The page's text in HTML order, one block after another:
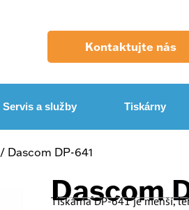
Kontaktujte nás
Servis a služby Tiskárny
/ Dascom DP-641
Dascom
Tiskárna DP-641 je menší,